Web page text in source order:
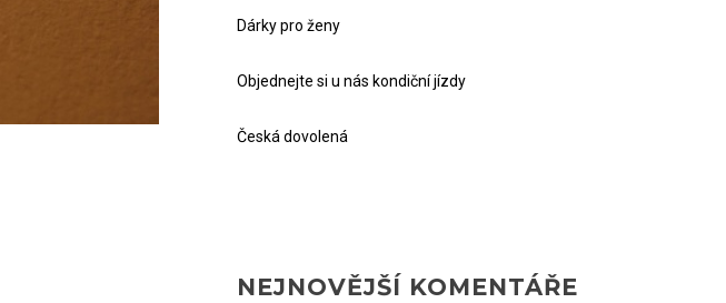
Dárky pro ženy
Objednejte si u nás kondiční jízdy
Česká dovolená
NEJNOVĚJŠÍ KOMENTÁŘE